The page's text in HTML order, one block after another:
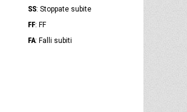
SS: Stoppate subite
FF: FF
FA: Falli subiti